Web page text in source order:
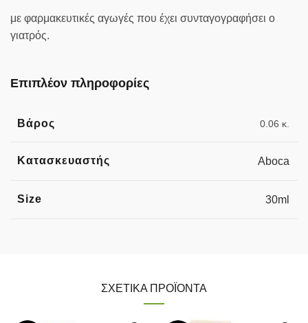
με φαρμακευτικές αγωγές που έχει συνταγογραφήσει ο
γιατρός.
Επιπλέον πληροφορίες
Βάρος 0.06 κ.
Κατασκευαστής Aboca
Size 30ml
ΣΧΕΤΙΚΆ ΠΡΟΪΌΝΤΑ